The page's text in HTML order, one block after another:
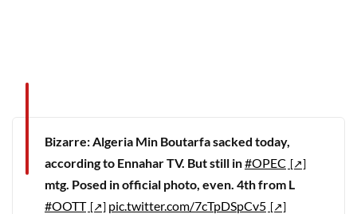
Bizarre: Algeria Min Boutarfa sacked today,
according to Ennahar TV. But still in#OPEC
mtg. Posed in official photo, even. 4th from L
#OOTT
pic.twitter.com/7cTpDSpCv5